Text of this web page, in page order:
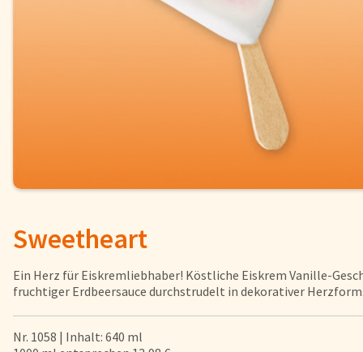
Torten
Brot und Brötchen
Über uns
Presse & News
Sweetheart
Ein Herz für Eiskremliebhaber! Köstliche Eiskrem Vanille-
fruchtiger Erdbeersauce durchstrudelt in dekorativer
Nr. 1058 | Inhalt: 640 ml